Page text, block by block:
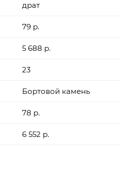
драт
79 р.
5 688 р.
23
Бортовой камень
78 р.
6 552 р.